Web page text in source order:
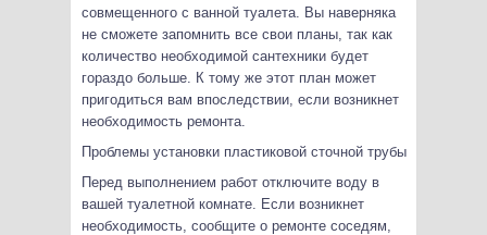
совмещенного с ванной туалета. Вы наверняка
не сможете запомнить все свои планы, так как
количество необходимой сантехники будет
гораздо больше. К тому же этот план может
пригодиться вам впоследствии, если возникнет
необходимость ремонта.
Проблемы установки пластиковой сточной трубы
Перед выполнением работ отключите воду в
вашей туалетной комнате. Если возникнет
необходимость, сообщите о ремонте соседям,